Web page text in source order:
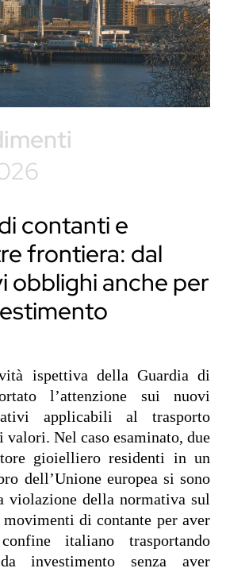
contanti e
frontiera: dal
obblighi anche per
ispettiva della Guardia di
l’attenzione sui nuovi
applicabili al trasporto
Nel caso esaminato, due
gioielliero residenti in un
dell’Unione europea si sono
violazione della normativa sul
di contante per aver
italiano trasportando
investimento senza aver